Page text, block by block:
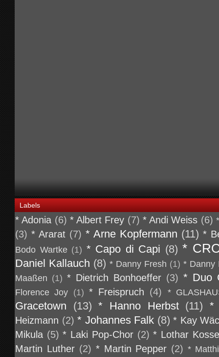
Labels
* Adonia (6) * Albert Frey (7) * Andi Weiss (6)
(3) * Ararat (7) * Arne Kopfermann (11) *
Bodo Wartke (1) * Capo di Capi (8) *
Daniel Kallauch (8) * Danny Fresh (1) * Danny
Maaßen (1) * Dietrich Bonhoeffer (3) * Duo
Florence Joy (1) * Freispruch (4) *
Gracetown (13) * Hanno Herbst (11) *
Heizmann (2) * Johannes Falk (8) * Kay
Mikula (5) * Laki Pop-Chor (2) * Lothar Kosse
Martin Luther (2) * Martin Pepper (2) *